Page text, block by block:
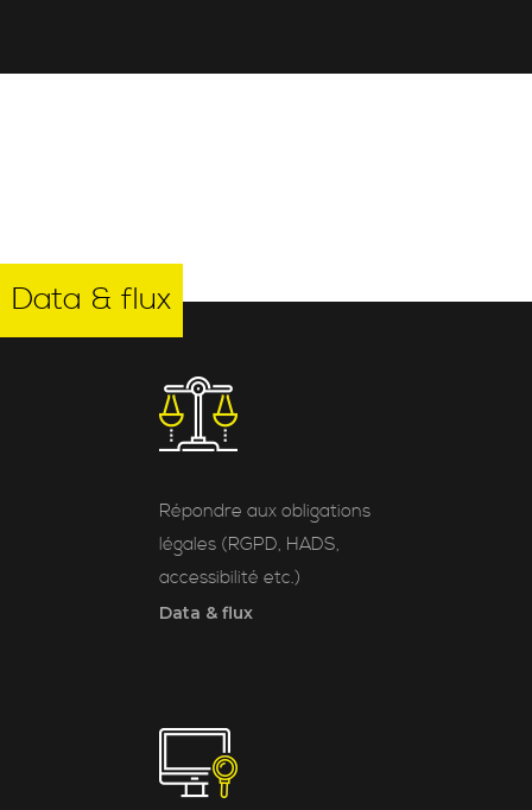
Data & flux
Répondre aux obligations
légales (RGPD, HADS,
accessibilité etc.)
Data & flux